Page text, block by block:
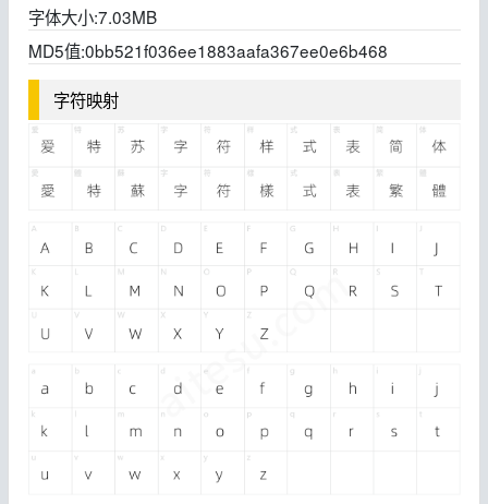
字体大小:7.03MB
MD5值:0bb521f036ee1883aafa367ee0e6b468
字符映射